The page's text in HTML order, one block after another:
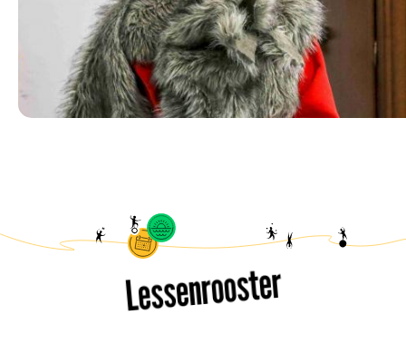
Lessenrooster